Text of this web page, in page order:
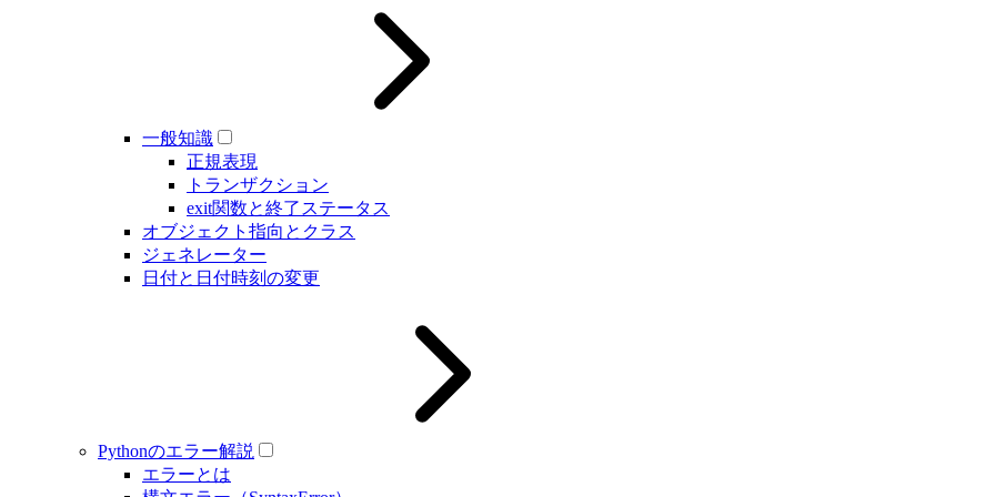
一般知識
正規表現
トランザクション
exit関数と終了ステータス
オブジェクト指向とクラス
ジェネレーター
日付と日付時刻の変更
Pythonのエラー解説
エラーとは